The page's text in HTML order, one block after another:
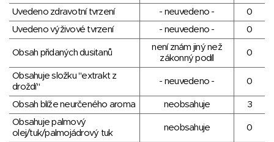
Uvedeno zdravotní tvrzení - neuvedeno -
0
Uvedeno výživové tvrzení
- neuvedeno - 0
Obsah přidaných dusitanů
není znám jiný než
zákonný podíl
0
Obsahuje složku "extrakt z
droždí"
- neuvedeno - 0
Obsah blíže neurčeného aroma neobsahuje
3
Obsahuje palmový
olej/tuk/palmojádrový tuk
neobsahuje 0